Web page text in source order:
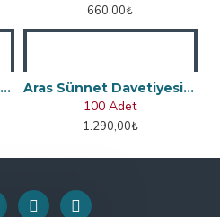
660,00₺
Aras Sünnet Davetiyesi 4875 Aras Sünnet Davetiyesi 4884
100 Adet
1.290,00₺